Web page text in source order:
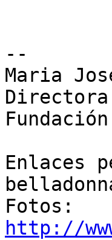
--
Maria
Directora
Enlaces
http://